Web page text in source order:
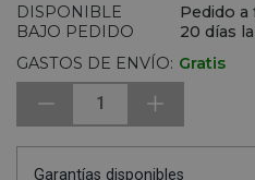
DISPONIBLE
BAJO PEDIDO
Pedido a
20 días
GASTOS DE ENVÍO: Gratis
1
Garantías disponibles